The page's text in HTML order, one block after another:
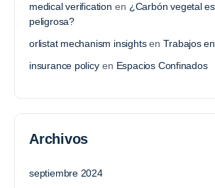
medical verification en ¿Carbón vegetal
peligrosa?
orlistat mechanism insightsenTrabajos
insurance policyen Espacios Confinados
Archivos
septiembre 2024